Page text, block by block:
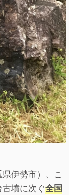
伊勢市）、こ
墳に次ぐ全国